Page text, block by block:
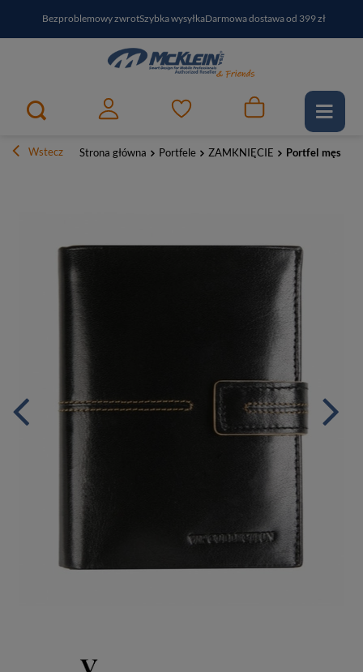
Bezproblemowy zwrotSzybka wysyłkaDarmowa dostawa od 399 zł
PayPo - kup i zapłać za30 dniZapisz się do newslettera i odbierz RABAT
Wstecz Strona główna Portfele ZAMKNIĘCIE Portfel męski